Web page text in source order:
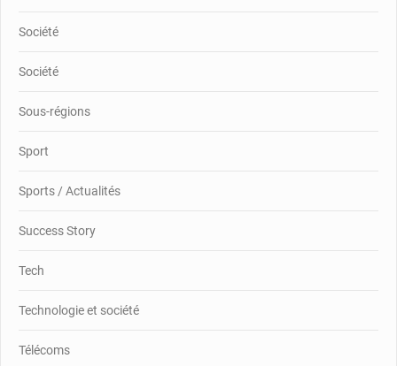
Société
Société
Sous-régions
Sport
Sports / Actualités
Success Story
Tech
Technologie et société
Télécoms